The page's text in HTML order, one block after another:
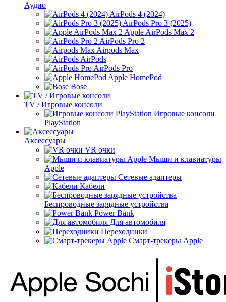
Аудио
AirPods 4 (2024)
AirPods Pro 3 (2025)
Apple AirPods Max 2
AirPods Pro 2
Airpods Max
AirPods
AirPods Pro
Apple HomePod
Bose
TV / Игровые консоли
Игровые консоли
PlayStation
Аксессуары
VR очки
Мыши и клавиатуры
Apple
Сетевые адаптеры
Кабели
Беспроводные зарядные устройства
Power Bank
Для автомобиля
Переходники
Смарт-трекеры Apple